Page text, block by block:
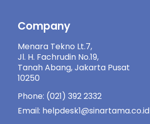
Company
Menara Tekno Lt.7,
Jl. H. Fachrudin No.19,
Tanah Abang, Jakarta Pusat
10250
Phone: (021) 392 2332
Email: helpdesk1@sinartama.co.id